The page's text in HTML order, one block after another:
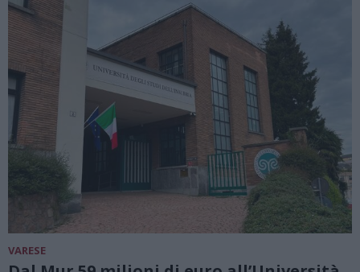
VARESE